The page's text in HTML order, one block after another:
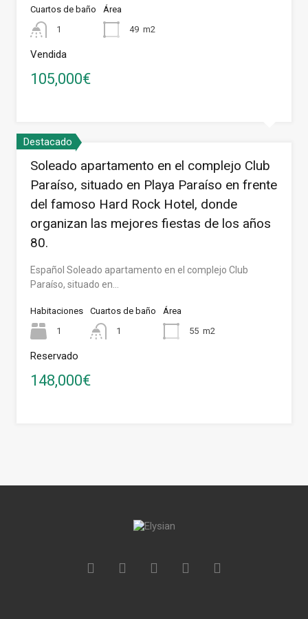
Cuartos de baño
1
Área
49 m2
Vendida
105,000€
Destacado
Soleado apartamento en el complejo Club
Paraíso, situado en Playa Paraíso en frente
del famoso Hard Rock Hotel, donde
organizan las mejores fiestas de los años
80.
Español Soleado apartamento en el complejo Club
Paraíso, situado en…
Habitaciones
1
Cuartos de baño
1
Área
55 m2
Reservado
148,000€